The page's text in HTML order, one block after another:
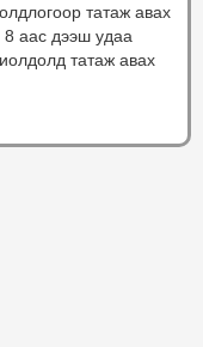
татаж авах
8 аас дээш удаа
татаж авах